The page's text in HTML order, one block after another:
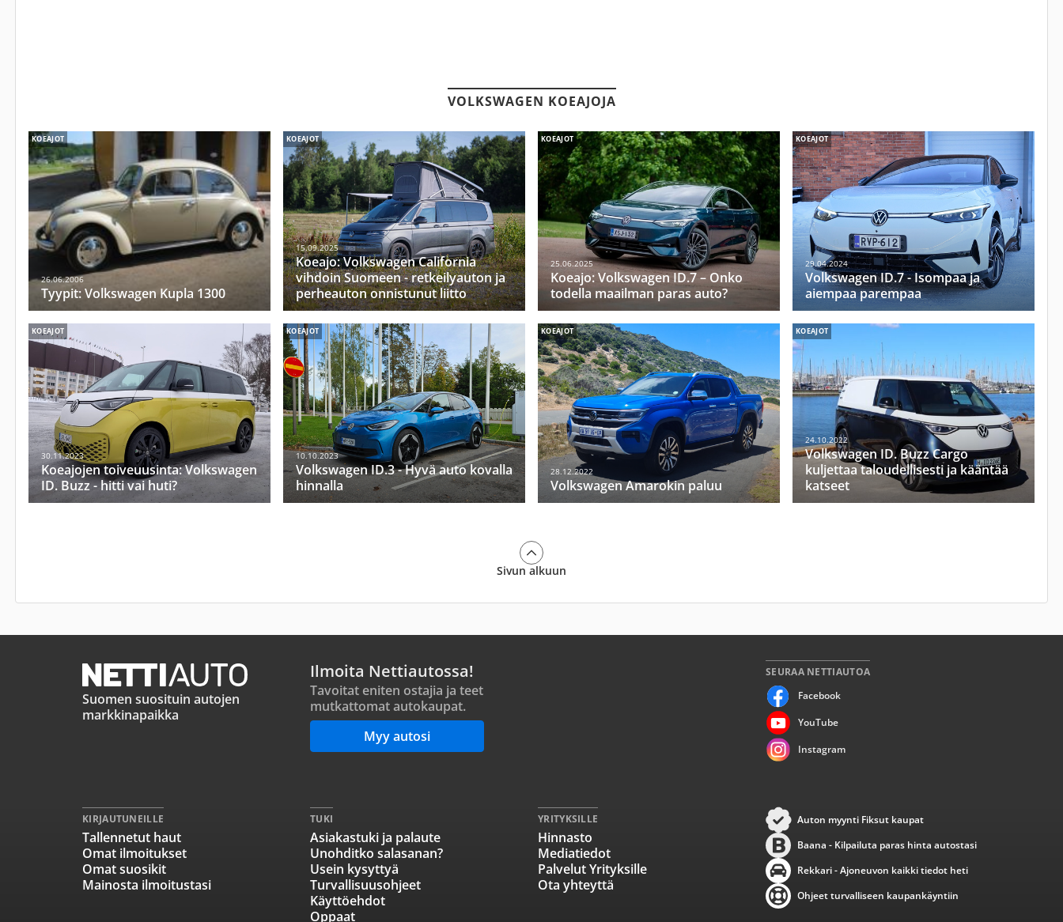
VOLKSWAGEN KOEAJOJA
KOEAJOT
26.06.2006
Tyypit: Volkswagen Kupla 1300
KOEAJOT
15.09.2025
Koeajo: Volkswagen California
vihdoin Suomeen - retkeilyauton ja
perheauton onnistunut liitto
KOEAJOT
25.06.2025
Koeajo: Volkswagen ID.7 – Onko
todella maailman paras auto?
KOEAJOT
29.04.2024
Volkswagen ID.7 - Isompaa ja
aiempaa parempaa
KOEAJOT
30.11.2023
Koeajojen toiveuusinta: Volkswagen
ID. Buzz - hitti vai huti?
KOEAJOT
10.10.2023
Volkswagen ID.3 - Hyvä auto kovalla
hinnalla
KOEAJOT
28.12.2022
Volkswagen Amarokin paluu
KOEAJOT
24.10.2022
Volkswagen ID. Buzz Cargo
kuljettaa taloudellisesti ja kääntää
katseet
Sivun alkuun
Suomen suosituin autojen
markkinapaikka
Ilmoita Nettiautossa!
Tavoitat eniten ostajia ja teet
mutkattomat autokaupat.
Myy autosi
SEURAA NETTIAUTOA
Facebook
YouTube
Instagram
KIRJAUTUNEILLE
Tallennetut haut
Omat ilmoitukset
Omat suosikit
Mainosta ilmoitustasi
TUKI
Asiakastuki ja palaute
Unohditko salasanan?
Usein kysyttyä
Turvallisuusohjeet
Käyttöehdot
Oppaat
YRITYKSILLE
Hinnasto
Mediatiedot
Palvelut Yrityksille
Ota yhteyttä
Auton myynti Fiksut kaupat
Baana - Kilpailuta paras hinta autostasi
Rekkari - Ajoneuvon kaikki tiedot heti
Ohjeet turvalliseen kaupankäyntiin